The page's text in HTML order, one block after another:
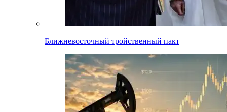
Ближневосточный тройственный пакт